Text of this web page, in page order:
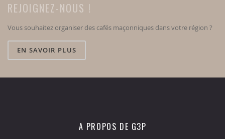
REJOIGNEZ-NOUS !
Vous souhaitez organiser des cafés maçonniques dans votre région ?
EN SAVOIR PLUS
A PROPOS DE G3P